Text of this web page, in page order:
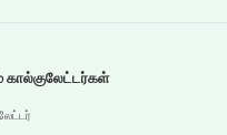
கால்குலேட்டர்கள்